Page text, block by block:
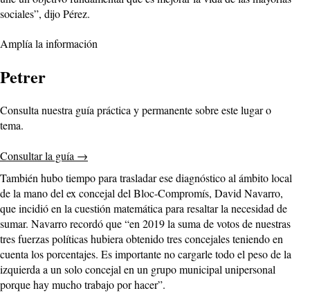
sociales”, dijo Pérez.
Amplía la información
Petrer
Consulta nuestra guía práctica y permanente sobre este lugar o
tema.
Consultar la guía →
También hubo tiempo para trasladar ese diagnóstico al ámbito local
de la mano del ex concejal del Bloc-Compromís, David Navarro,
que incidió en la cuestión matemática para resaltar la necesidad de
sumar. Navarro recordó que “en 2019 la suma de votos de nuestras
tres fuerzas políticas hubiera obtenido tres concejales teniendo en
cuenta los porcentajes. Es importante no cargarle todo el peso de la
izquierda a un solo concejal en un grupo municipal unipersonal
porque hay mucho trabajo por hacer”.